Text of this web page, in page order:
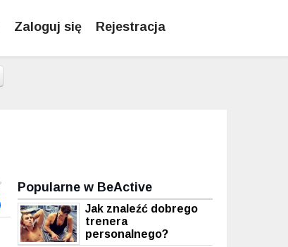
Zaloguj się Rejestracja
Popularne w BeActive
Jak znaleźć dobrego
trenera
personalnego?